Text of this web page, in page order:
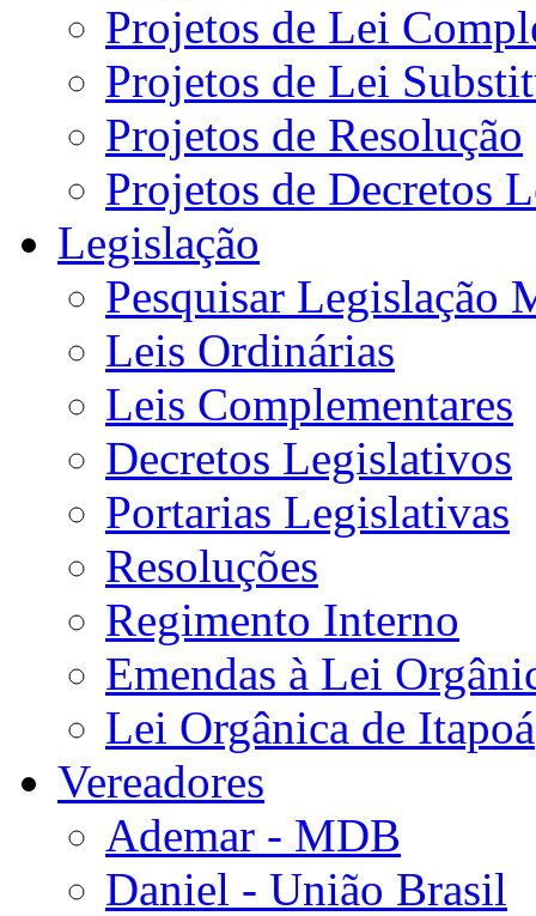
Projetos de Lei
Projetos de Lei
Projetos de Resolução
Projetos de Decretos
Legislação
Pesquisar Legislação
Leis Ordinárias
Leis Complementares
Decretos Legislativos
Portarias Legislativas
Resoluções
Regimento Interno
Emendas à Lei
Lei Orgânica de Itapoá
Vereadores
Ademar - MDB
Daniel - União Brasil